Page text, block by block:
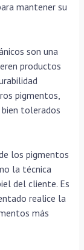
mantener su
son una
productos
pigmentos,
bien tolerados
los pigmentos
la técnica
del cliente. Es
realice la
más